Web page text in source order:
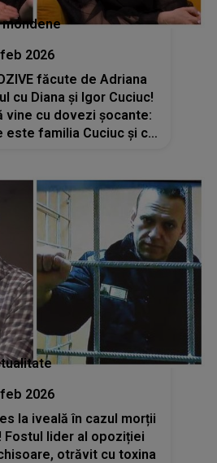
2026
făcute de Adriana
cu Diana și Igor Cuciuc!
vine cu dovezi șocante:
este familia Cuciuc și cu
2026
la iveală în cazul morții
Fostul lider al opoziției
otrăvit cu toxina